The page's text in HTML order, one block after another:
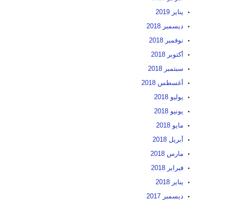
يناير 2019
ديسمبر 2018
نوفمبر 2018
أكتوبر 2018
سبتمبر 2018
أغسطس 2018
يوليو 2018
يونيو 2018
مايو 2018
أبريل 2018
مارس 2018
فبراير 2018
يناير 2018
ديسمبر 2017